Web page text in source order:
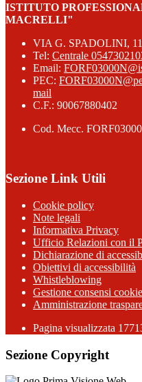
ISTITUTO
MACRELLI"
VIA G. SPADOLINI,
Tel: Centrale
Email:
PEC:
mail
C.F.: 90067880402
Cod. Mecc.
Sezione Link Utili
Cookie policy
Note legali
Informativa Privacy
Ufficio Relazioni con il
Dichiarazione di
Obiettivi di accessibilità
Whistleblowing
Gestione consensi cookie
Amministrazione
Pagina visualizzata
Sezione Copyright